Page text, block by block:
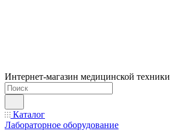
Интернет-магазин медицинской техники
Каталог
Лабораторное оборудование